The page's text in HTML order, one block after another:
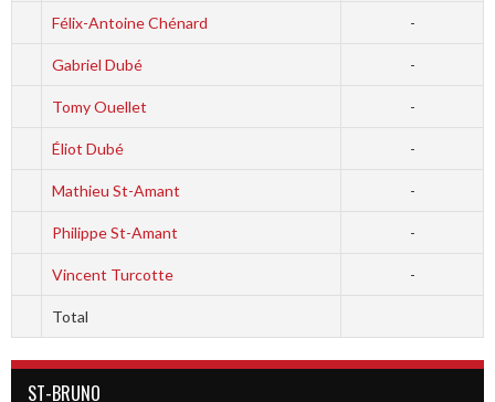
Félix-Antoine Chénard -
Gabriel Dubé -
Tomy Ouellet -
Éliot Dubé -
Mathieu St-Amant -
Philippe St-Amant -
Vincent Turcotte -
Total
ST-BRUNO